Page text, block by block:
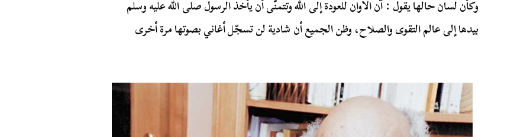
وكأن لسان حالها يقول : آن الأوان للعودة إلى الله وتتمنّى أن يأخذ الرسول صلى الله عليه وسلم
بيدها إلى عالم التقوى والصلاح، وظن الجميع أن شادية لن تسجّل أغاني بصوتها مرة أخرى